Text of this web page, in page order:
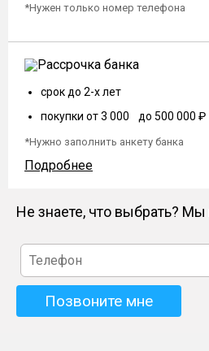
*Нужен только номер телефона
срок до 2-х лет
покупки от 3 000 до 500 000 ₽
*Нужно заполнить анкету банка
Подробнее
Не знаете, что выбрать?